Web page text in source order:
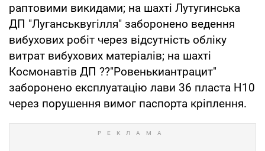
раптовими викидами; на шахті Лутугинська
ДП "Луганськвугілля" заборонено ведення
вибухових робіт через відсутність обліку
витрат вибухових матеріалів; на шахті
Космонавтів ДП ??"Ровенькиантрацит"
заборонено експлуатацію лави 36 пласта Н10
через порушення вимог паспорта кріплення.